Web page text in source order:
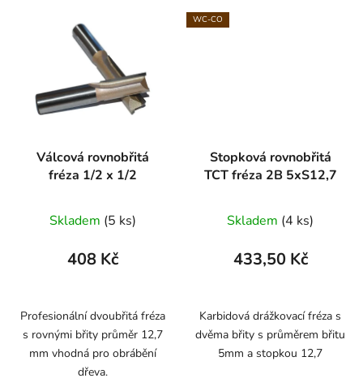
Válcová rovnobřitá
fréza 1/2 x 1/2
Skladem (5 ks)
408 Kč
Profesionální dvoubřitá fréza
s rovnými břity průměr 12,7
mm vhodná pro obrábění
dřeva.
WC-CO
Stopková rovnobřitá
TCT fréza 2B 5xS12,7
Skladem (4 ks)
433,50 Kč
Karbidová drážkovací fréza s
dvěma břity s průměrem břitu
5mm a stopkou 12,7